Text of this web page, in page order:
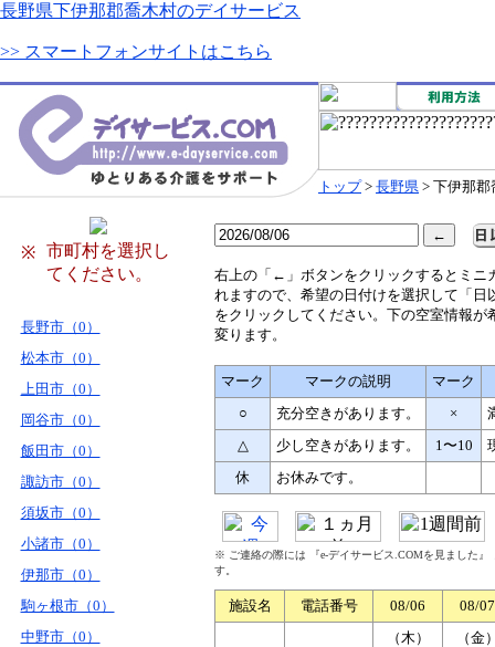
長野県下伊那郡喬木村のデイサービス
>> スマートフォンサイトはこちら
トップ> 長野県 > 下伊那郡
※
市町村を選択し
てください。
長野市（0）
松本市（0）
上田市（0）
岡谷市（0）
飯田市（0）
諏訪市（0）
須坂市（0）
小諸市（0）
伊那市（0）
駒ヶ根市（0）
中野市（0）
右上の「←」ボタンをクリックするとミニ
れますので、希望の日付けを選択して「日
をクリックしてください。下の空室情報が
変ります。
マーク マークの説明
マーク
○
充分空きがあります。 ×
△
少し空きがあります。 1〜10
休
お休みです。
※ ご連絡の際には 『e-デイサービス.COMを見ました
す。
施設名 電話番号 08/06
08/07
（木）
（金